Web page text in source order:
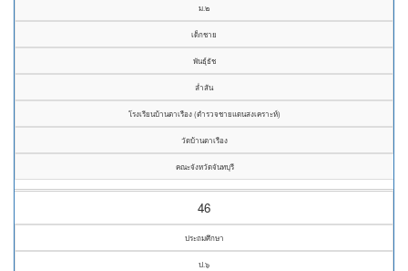
ม.๒
เด็กชาย
พันธุ์ธัช
ล่ำสัน
โรงเรียนบ้านตาเรือง (ตำรวจชายแดนสงเคราะห์)
วัดบ้านตาเรือง
คณะจังหวัดจันทบุรี
46
ประถมศึกษา
ป.๖